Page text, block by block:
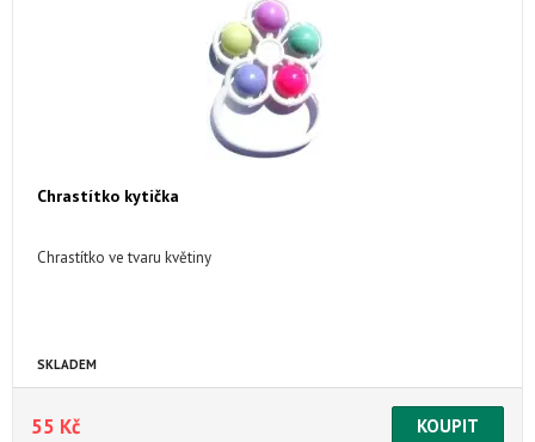
Chrastítko kytička
Chrastítko ve tvaru květiny
SKLADEM
55 Kč